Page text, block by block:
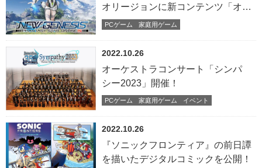
PCゲーム 家庭用ゲーム
オリージョンに新コンテンツ「オー
ディナルタワー」追加！リバイバル
ンも
2022.10.26
PCゲーム 家庭用ゲーム イベント
オーケストラコンサート「シンパ
シー2023」開催！
2022.10.26
『ソニックフロンティア』の前日譚
を描いたデジタルコミックを公開！